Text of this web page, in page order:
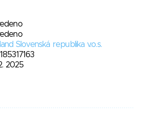
Slovenská republika v.o.s.
2025